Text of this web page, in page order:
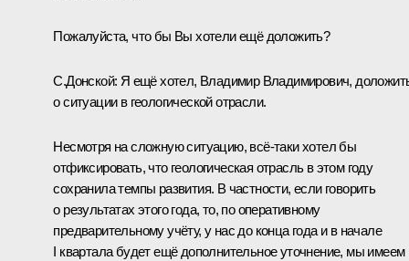
Пожалуйста, что бы Вы хотели ещё доложить?
С.Донской: Я ещё хотел, Владимир Владимирович,
о ситуации в геологической отрасли.
Несмотря на сложную ситуацию, всё‑таки хотел бы
отфиксировать, что геологическая отрасль в этом году
сохранила темпы развития. В частности, если говорить
о результатах этого года, то, по оперативному
предварительному учёту, у нас до конца года и в начале
I квартала будет ещё дополнительное уточнение, мы имеем